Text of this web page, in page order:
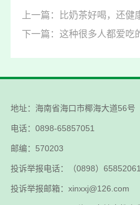
地址：海南省海口市椰海大道56号
电话：0898-65857051
邮编：570203
投诉举报电话：（0898）65852061
投诉举报邮箱：xinxxj@126.com